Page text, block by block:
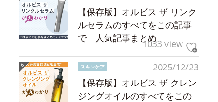
【保存版】オルビス ザ リンク
ルセラムのすべてをこの記事
で｜人気記事まとめ1033 view
2025/12/23
スキンケア
【保存版】オルビス ザ クレン
ジングオイルのすべてをこの